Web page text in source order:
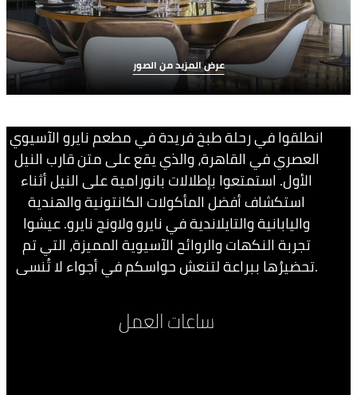
عرض المزيد من الصور
انطلقوا في رحلة طبخ فريدة في مطعم نايرو الآسيوي
العصري في القاهرة، والذي يقع على متن قارب النيل
الأول. استمتعوا بإطلالات بانورامية على النيل أثناء
استكشاف أفضل المأكولات الكانتونية والهندية
واليابانية والتايلاندية في نايرو ولاونج نايرو. عيشوا
تجربة النكهات والروائح الآسيوية المميزة، التي تم
تحضيرُها ببراعة لتنعش حواسكم في أجواء لا تُنسى.
ساعات العمل